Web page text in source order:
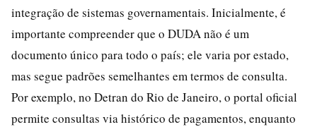
integração de sistemas governamentais. Inicialmente, é
importante compreender que o DUDA não é um
documento único para todo o país; ele varia por estado,
mas segue padrões semelhantes em termos de consulta.
Por exemplo, no Detran do Rio de Janeiro, o portal oficial
permite consultas via histórico de pagamentos, enquanto